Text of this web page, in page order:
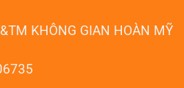
KHÔNG GIAN HOÀN MỸ